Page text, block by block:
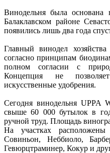
Винодельня была
Балаклавском районе
появились лишь два года
Главный винодел
согласно принципам
полном согласии с
Концепция не
искусственные удобрения.
Сегодня винодельня UPPA
свыше 60 000 бутылок в
ручной труд. Площадь
На участках
Совиньон, Неббиоло,
Гевюрцтраминер, Кокур и